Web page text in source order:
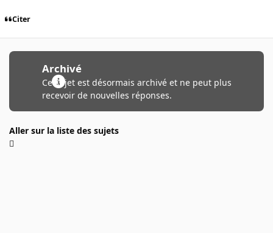
Citer
Archivé
Ce sujet est désormais archivé et ne peut plus
recevoir de nouvelles réponses.
Aller sur la liste des sujets